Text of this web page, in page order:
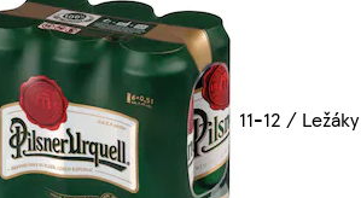
11-12 / Ležáky